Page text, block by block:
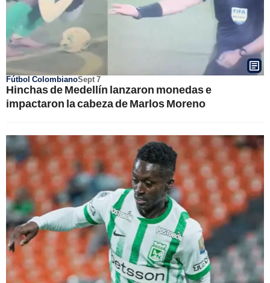
Fútbol ColombianoSept 7
Hinchas de Medellín lanzaron monedas e
impactaron la cabeza de Marlos Moreno